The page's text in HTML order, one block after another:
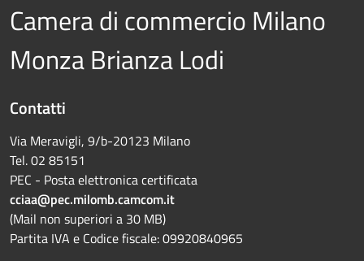
Camera di commercio Milano
Monza Brianza Lodi
Contatti
Via Meravigli, 9/b-20123 Milano
Tel. 02 85151
PEC - Posta elettronica certificata
cciaa@pec.milomb.camcom.it
(Mail non superiori a 30 MB)
Partita IVA e Codice fiscale: 09920840965